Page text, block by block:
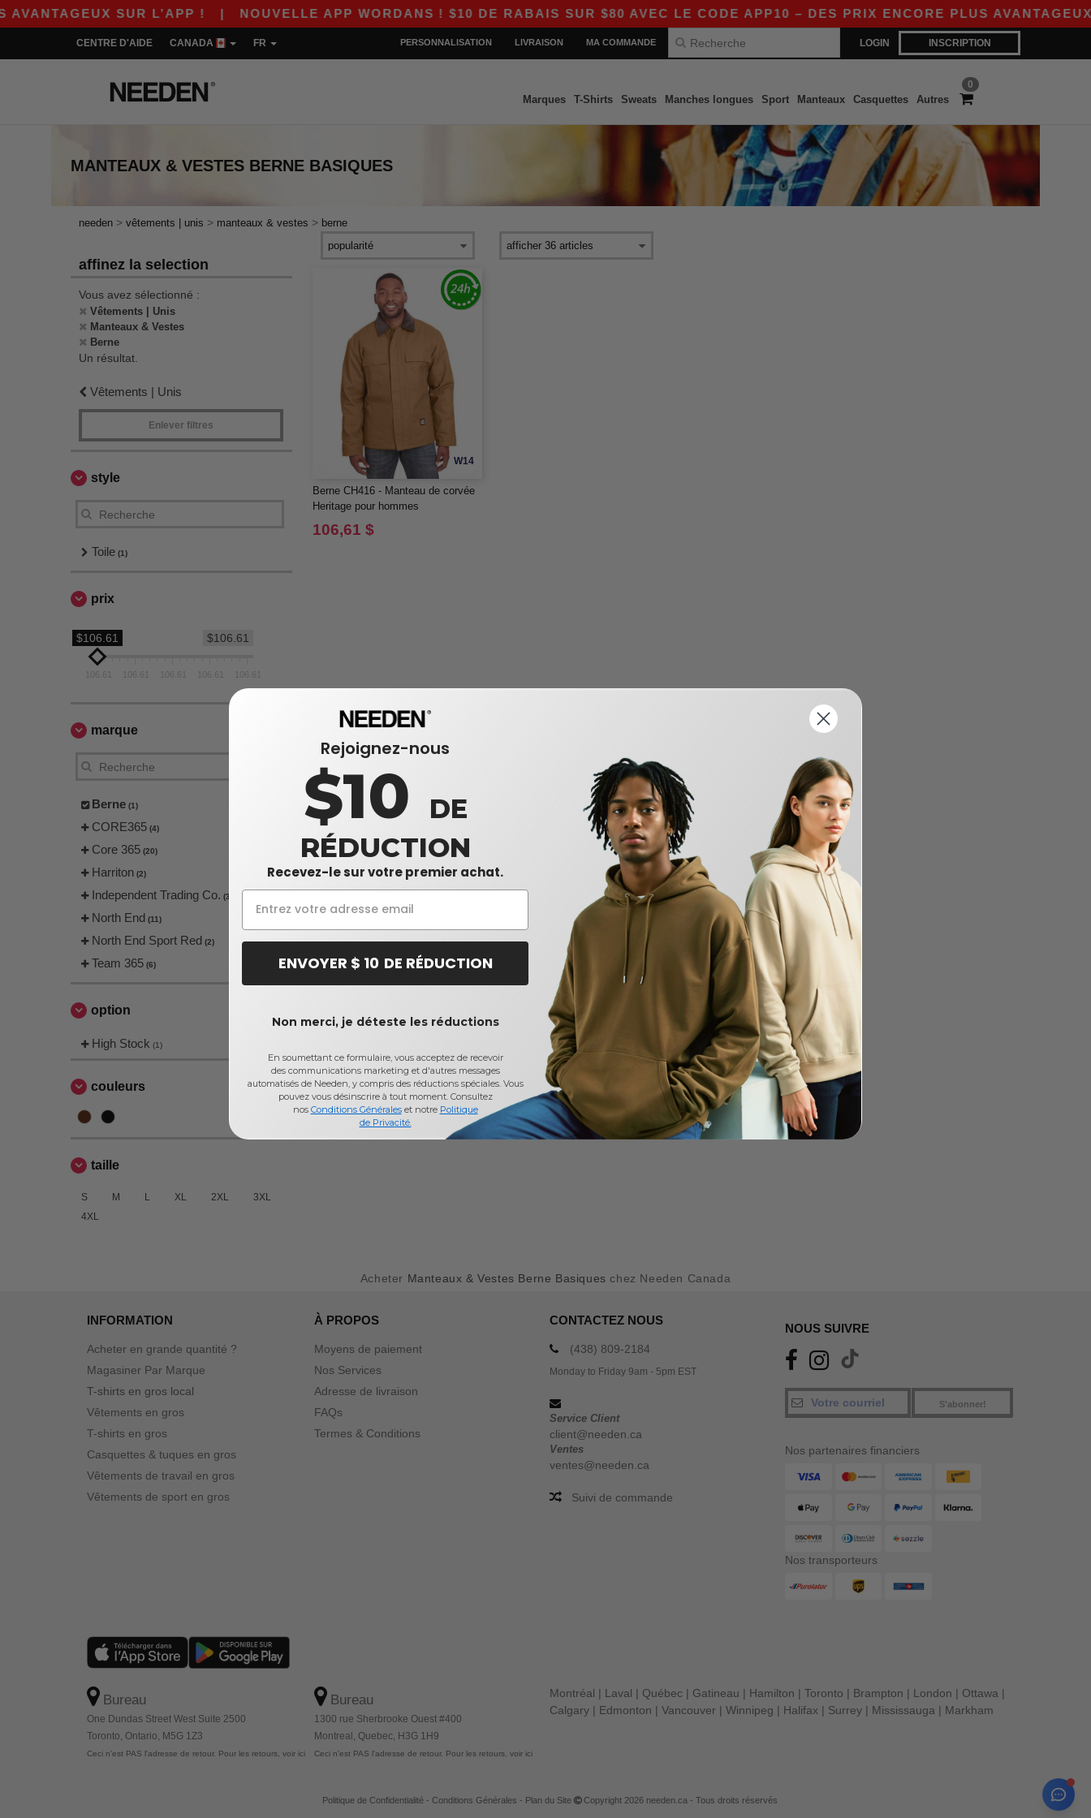
SUR L’APP !| NOUVELLE APP WORDANS ! $10 DE RABAIS SUR $80 AVEC LE CODE APP10 – DES PRIX ENCORE PLUS AVANTAGEUX
LOGIN INSCRIPTION
CENTRE D'AIDE CANADA FR PERSONNALISATION LIVRAISON MA COMMANDE
0
Marques T-Shirts Sweats Manches longues Sport Manteaux Casquettes Autres
MANTEAUX & VESTES BERNE BASIQUES
needen > vêtements | unis > manteaux & vestes > berne
affinez la selection
Vous avez sélectionné :
Vêtements | Unis
Manteaux & Vestes
Berne
Un résultat.
Vêtements | Unis
Enlever filtres
style
Toile (1)
prix
$106.61
$106.61
marque
Berne (1)
CORE365 (4)
Core 365 (20)
Harriton (2)
Independent Trading Co. (3)
North End (11)
North End Sport Red (2)
Team 365 (6)
option
High Stock (1)
couleurs
taille
S M L XL 2XL
3XL
4XL
W14
Berne CH416 - Manteau de corvée
Heritage pour hommes
106,61 $
Acheter Manteaux & Vestes Berne Basiques chez Needen Canada
INFORMATION
Acheter en grande quantité ?
Magasiner Par Marque
T-shirts en gros local
Vêtements en gros
T-shirts en gros
Casquettes & tuques en gros
Vêtements de travail en gros
Vêtements de sport en gros
À PROPOS
Moyens de paiement
Nos Services
Adresse de livraison
FAQs
Termes & Conditions
CONTACTEZ NOUS
(438) 809-2184
Monday to Friday 9am - 5pm EST
Service Client
client@needen.ca
Ventes
ventes@needen.ca
Suivi de commande
NOUS SUIVRE
S'abonner!
Nos partenaires financiers
Nos transporteurs
Bureau
One Dundas Street West Suite 2500
Toronto, Ontario, M5G 1Z3
Ceci n'est PAS l'adresse de retour. Pour les retours, voir ici
Bureau
1300 rue Sherbrooke Ouest #400
Montreal, Quebec, H3G 1H9
Ceci n'est PAS l'adresse de retour. Pour les retours, voir ici
Montréal | Laval | Québec | Gatineau | Hamilton | Toronto | Brampton | London | Ottawa |
Calgary | Edmonton | Vancouver | Winnipeg | Halifax | Surrey | Mississauga | Markham
Politique de Confidentialité- Conditions Générales - Plan du Site Copyright 2026 needen.ca - Tous droits réservés
Rejoignez-nous
$10 DE
RÉDUCTION
Recevez-le sur votre premier achat.
ENVOYER $ 10 DE RÉDUCTION
Non merci, je déteste les réductions
En soumettant ce formulaire, vous acceptez de recevoir
des communications marketing et d'autres messages
automatisés de Needen, y compris des réductions spéciales. Vous
pouvez vous désinscrire à tout moment. Consultez
nos Conditions Généraleset notre Politique
de Privacité.